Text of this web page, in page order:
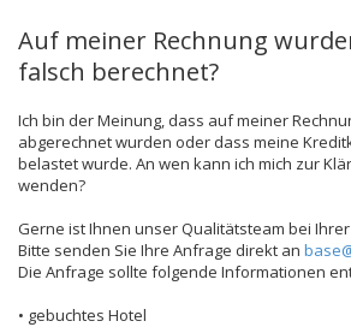
Auf meiner Rechnung
falsch berechnet?
Ich bin der Meinung, dass auf meiner
abgerechnet wurden oder dass meine
belastet wurde. An wen kann ich mich zur
wenden?
Gerne ist Ihnen unser Qualitätsteam bei
Bitte senden Sie Ihre Anfrage direkt an
Die Anfrage sollte folgende Informationen
• gebuchtes Hotel